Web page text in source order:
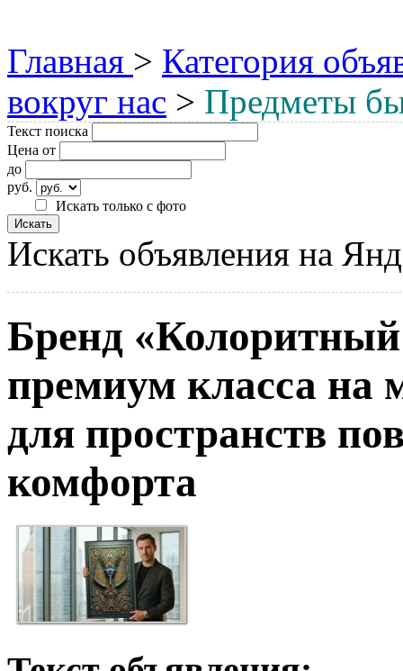
Главная > Категория
вокруг нас > Предметы
Текст поиска
Цена от
до
руб.
Искать только с фото
Искать объявления на
Бренд
премиум класса на
для пространств
комфорта